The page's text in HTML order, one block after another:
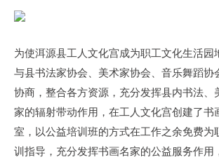
为使洱源县工人文化宫成为职工文化生活园
与县书法家协会、美术家协会、音乐舞蹈协
协商，整合各方资源，充分发挥县内书法、
家的辐射带动作用，在工人文化宫创建了书
室，以公益培训班的方式在工作之余免费为
训指导，充分发挥书画名家的公益服务作用